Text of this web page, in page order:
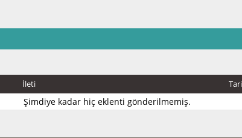
İleti
Şimdiye kadar hiç eklenti gönderilmemiş.